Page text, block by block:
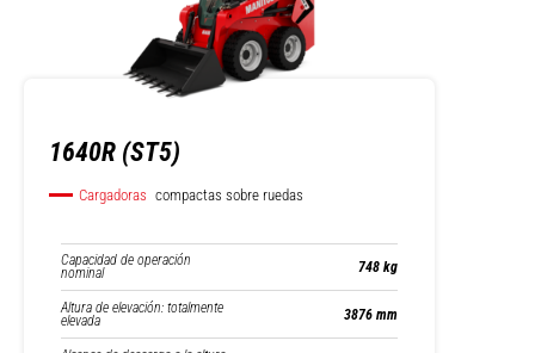
1640R (ST5)
Cargadoras compactas sobre ruedas
Capacidad de operación
nominal 748 kg
Altura de elevación: totalmente
elevada 3876 mm